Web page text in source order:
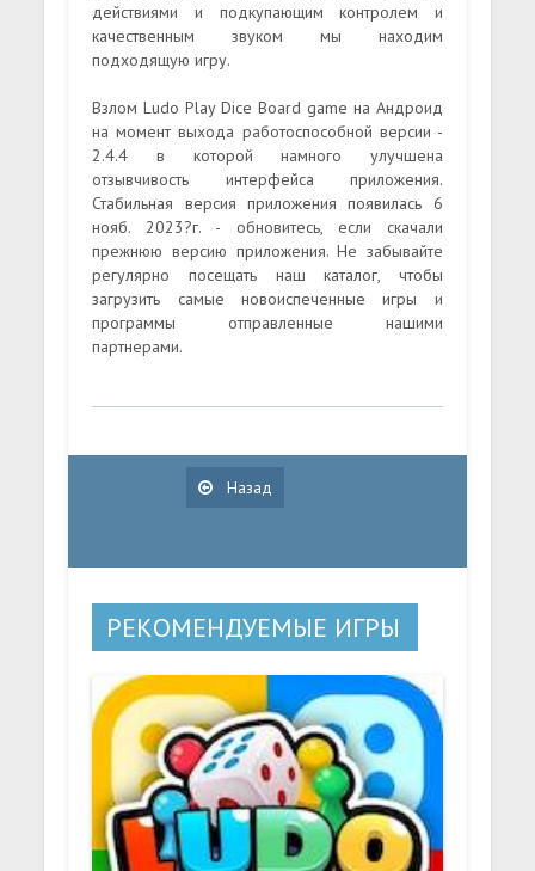
действиями и подкупающим контролем и
качественным звуком мы находим
подходящую игру.
Взлом Ludo Play Dice Board game на Андроид
на момент выхода работоспособной версии -
2.4.4 в которой намного улучшена
отзывчивость интерфейса приложения.
Стабильная версия приложения появилась 6
нояб. 2023?г. - обновитесь, если скачали
прежнюю версию приложения. Не забывайте
регулярно посещать наш каталог, чтобы
загрузить самые новоиспеченные игры и
программы отправленные нашими
партнерами.
Назад
РЕКОМЕНДУЕМЫЕ ИГРЫ